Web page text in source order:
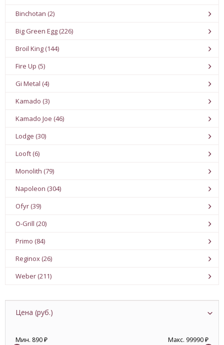
Binchotan (2)
Big Green Egg (226)
Broil King (144)
Fire Up (5)
Gi Metal (4)
Kamado (3)
Kamado Joe (46)
Lodge (30)
Looft (6)
Monolith (79)
Napoleon (304)
Ofyr (39)
O-Grill (20)
Primo (84)
Reginox (26)
Weber (211)
Цена (руб.)
Мин. 890 ₽ Макс. 99990 ₽